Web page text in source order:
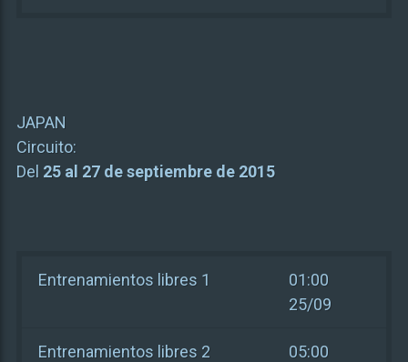
JAPAN
Circuito:
Del 25 al 27 de septiembre de 2015
Entrenamientos libres 1
01:00
25/09
Entrenamientos libres 2
05:00